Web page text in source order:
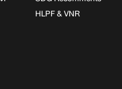
HLPF & VNR